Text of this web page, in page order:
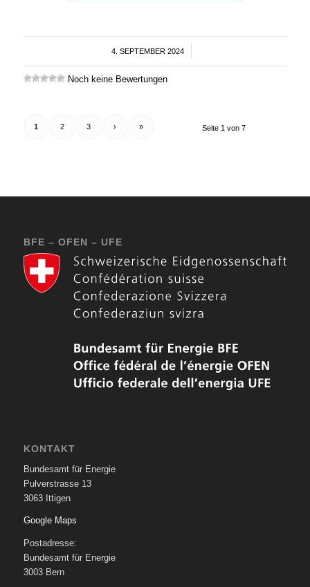
4. SEPTEMBER 2024
/
Noch keine Bewertungen
Seite 1 von 7
1 2 3 › »
BFE – OFEN – UFE
KONTAKT
Bundesamt für Energie
Pulverstrasse 13
3063 Ittigen
Google Maps
Postadresse:
Bundesamt für Energie
3003 Bern